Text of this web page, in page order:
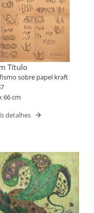
Título
sobre papel kraft
66 cm
detalhes